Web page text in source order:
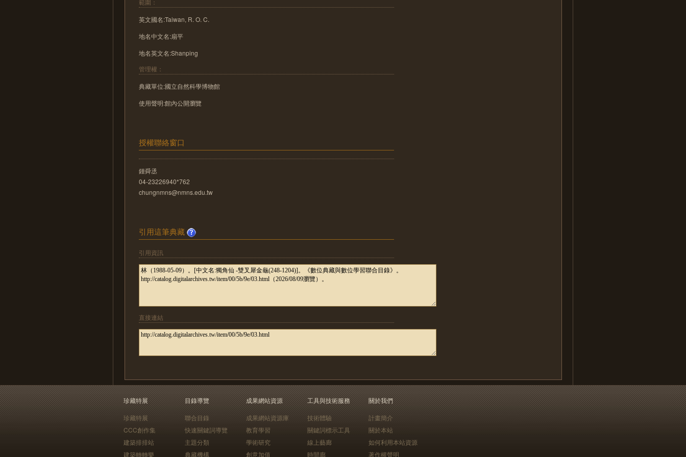
英文國名:Taiwan, R. O. C.
地名中文名:扇平
地名英文名:Shanping
管理權：
典藏單位:國立自然科學博物館
使用聲明:館內公開瀏覽
授權聯絡窗口
鍾舜丞
04-23226940*762
chungnmns@nmns.edu.tw
引用這筆典藏
引用資訊
直接連結
珍藏特展
珍藏特展
CCC創作集
建築排排站
建築轉轉樂
目錄導覽
聯合目錄
快速關鍵詞導覽
主題分類
典藏機構
成果網站資源
成果網站資源庫
教育學習
學術研究
創意加值
工具與技術服務
技術體驗
關鍵詞標示工具
線上藝廊
時間廊
關於我們
計畫簡介
關於本站
如何利用本站資源
著作權聲明